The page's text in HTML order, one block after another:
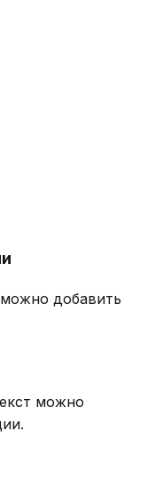
можно добавить
можно